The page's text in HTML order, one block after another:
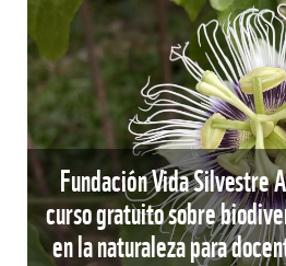
Fundación Vida Silvestre
curso gratuito sobre
en la naturaleza para